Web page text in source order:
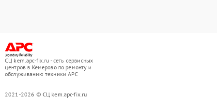
СЦ kem.apc-fix.ru - сеть сервисных
центров в Кемерово по ремонту и
обслуживанию техники APC
2021-2026 © СЦ kem.apc-fix.ru